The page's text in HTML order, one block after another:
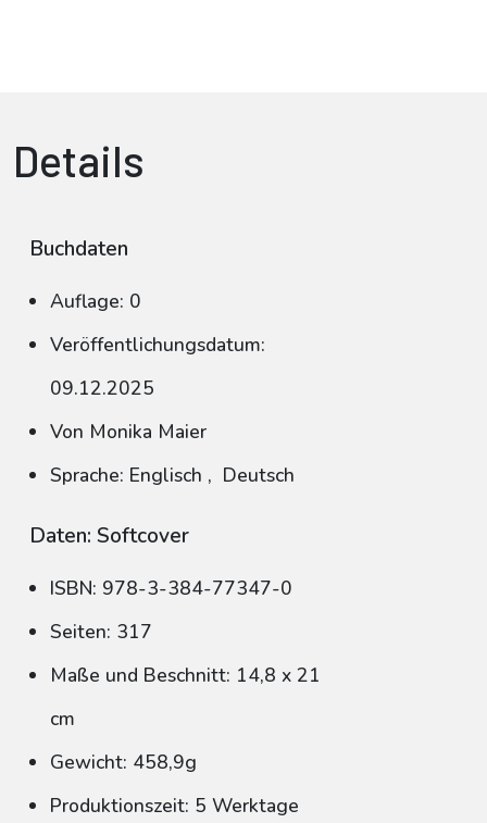
Details
Buchdaten
Auflage: 0
Veröffentlichungsdatum:
09.12.2025
Von Monika Maier
Sprache: Englisch , Deutsch
Daten: Softcover
ISBN: 978-3-384-77347-0
Seiten: 317
Maße und Beschnitt: 14,8 x 21
cm
Gewicht: 458,9g
Produktionszeit: 5 Werktage